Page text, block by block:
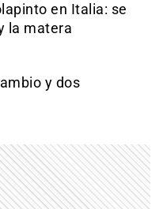
en Italia: se
la matera
y dos